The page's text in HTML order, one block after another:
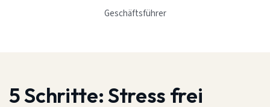
Geschäftsführer
5 Schritte:Stress frei